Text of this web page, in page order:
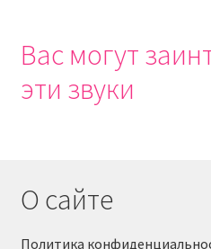
Вас могут
эти звуки
О сайте
Политика